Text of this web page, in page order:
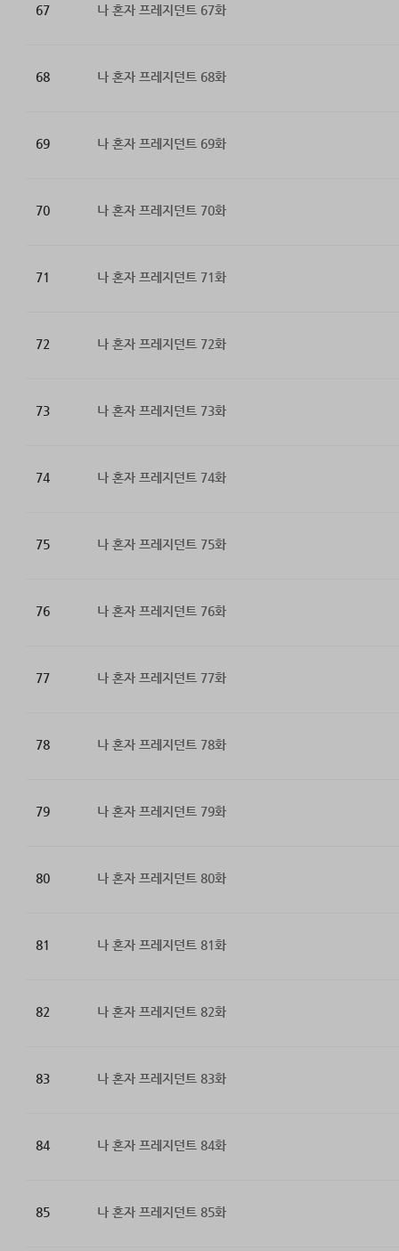
67 나 혼자 프레지던트 67화
68 나 혼자 프레지던트 68화
69 나 혼자 프레지던트 69화
70 나 혼자 프레지던트 70화
71 나 혼자 프레지던트 71화
72 나 혼자 프레지던트 72화
73 나 혼자 프레지던트 73화
74 나 혼자 프레지던트 74화
75 나 혼자 프레지던트 75화
76 나 혼자 프레지던트 76화
77 나 혼자 프레지던트 77화
78 나 혼자 프레지던트 78화
79 나 혼자 프레지던트 79화
80 나 혼자 프레지던트 80화
81 나 혼자 프레지던트 81화
82 나 혼자 프레지던트 82화
83 나 혼자 프레지던트 83화
84 나 혼자 프레지던트 84화
85 나 혼자 프레지던트 85화